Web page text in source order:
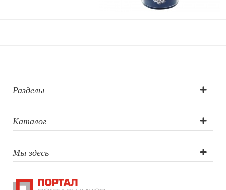
Домашний текстиль
Антистрессы
Разделы
Каталог
Мы здесь